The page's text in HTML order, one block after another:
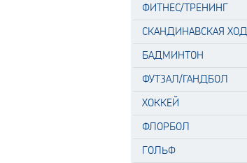
ФИТНЕС/ТРЕНИНГ
СКАНДИНАВСКАЯ
БАДМИНТОН
ФУТЗАЛ/ГАНДБОЛ
ХОККЕЙ
ФЛОРБОЛ
ГОЛЬФ